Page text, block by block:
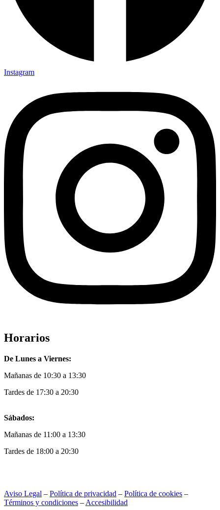
Instagram
Horarios
De Lunes a Viernes:
Mañanas de 10:30 a 13:30
Tardes de 17:30 a 20:30
Sábados:
Mañanas de 11:00 a 13:30
Tardes de 18:00 a 20:30
Aviso Legal – Política de privacidad – Política de cookies –
Términos y condiciones – Accesibilidad